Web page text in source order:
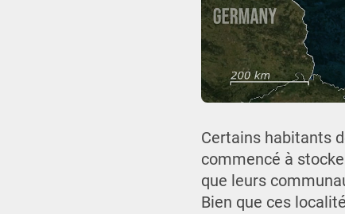
Certains habitants
commencé à
que leurs
Bien que ces